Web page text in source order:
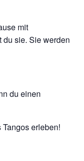
mit
du sie. Sie werden
du einen
erleben!